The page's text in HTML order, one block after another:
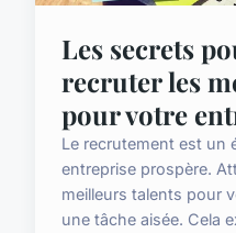
Les secrets
recruter les
pour votre
Le recrutement est un
entreprise prospère.
meilleurs talents pour
une tâche aisée. Cela